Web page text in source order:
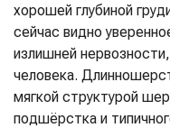
хорошей глубиной
сейчас видно
излишней
человека.
мягкой структурой
подшёрстка и